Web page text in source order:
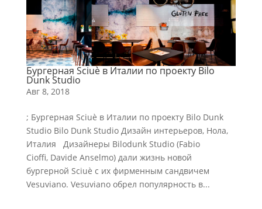
Бургерная Sciuè в Италии по проекту Bilo
Dunk Studio
Авг 8, 2018
; Бургерная Sciuè в Италии по проекту Bilo Dunk
Studio Bilo Dunk Studio Дизайн интерьеров, Нола,
Италия Дизайнеры Bilodunk Studio (Fabio
Cioffi, Davide Anselmo) дали жизнь новой
бургерной Sciuè с их фирменным сандвичем
Vesuviano. Vesuviano обрел популярность в...